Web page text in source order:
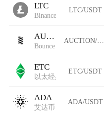
LTC
Binance-Peg Litecoin
LTC/USDT
AUCTION
Bounce
AUCTION/USDT
ETC
以太经典
ETC/USDT
ADA
艾达币
ADA/USDT